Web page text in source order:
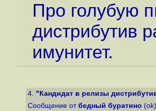
Про голубую
дистрибутив
имунитет.
4. "Кандидат в релизы
Сообщение от бедный буратино